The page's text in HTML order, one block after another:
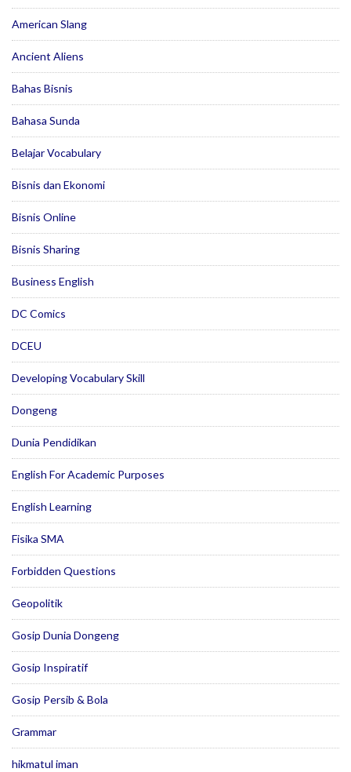
American Slang
Ancient Aliens
Bahas Bisnis
Bahasa Sunda
Belajar Vocabulary
Bisnis dan Ekonomi
Bisnis Online
Bisnis Sharing
Business English
DC Comics
DCEU
Developing Vocabulary Skill
Dongeng
Dunia Pendidikan
English For Academic Purposes
English Learning
Fisika SMA
Forbidden Questions
Geopolitik
Gosip Dunia Dongeng
Gosip Inspiratif
Gosip Persib & Bola
Grammar
hikmatul iman